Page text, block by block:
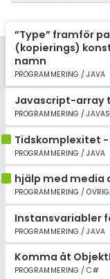
”Type” framför
(kopierings)
namn
PROGRAMMERING / JAVA
Javascript-array
PROGRAMMERING /
Tidskomplexitet
PROGRAMMERING / JAVA
hjälp med media
PROGRAMMERING /
Instansvariabler
PROGRAMMERING / JAVA
Komma åt
PROGRAMMERING / C#